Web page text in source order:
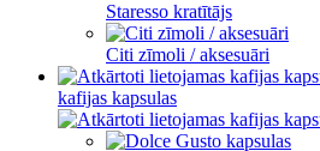
Staresso kratītājs
Citi zīmoli / aksesuāri
kafijas kapsulas